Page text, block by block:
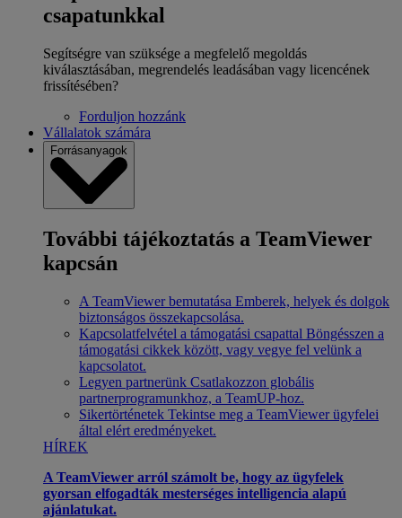
csapatunkkal
Segítségre van szüksége a megfelelő megoldás
kiválasztásában, megrendelés leadásában vagy licencének
frissítésében?
Forduljon hozzánk
Vállalatok számára
Forrásanyagok
További tájékoztatás a TeamViewer
kapcsán
A TeamViewer bemutatása Emberek, helyek és dolgok
biztonságos összekapcsolása.
Kapcsolatfelvétel a támogatási csapattal Böngésszen a
támogatási cikkek között, vagy vegye fel velünk a
kapcsolatot.
Legyen partnerünk Csatlakozzon globális
partnerprogramunkhoz, a TeamUP-hoz.
Sikertörténetek Tekintse meg a TeamViewer ügyfelei
által elért eredményeket.
HÍREK
A TeamViewer arról számolt be, hogy az ügyfelek
gyorsan elfogadták mesterséges intelligencia alapú
ajánlatukat.